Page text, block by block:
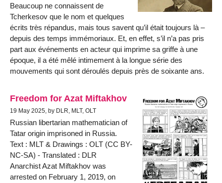
Beaucoup ne connaissent de
Tcherkesov que le nom et quelques
écrits très répandus, mais tous savent qu’il était toujours là –
depuis des temps immémoriaux. Et, en effet, s’il n’a pas pris
part aux événements en acteur qui imprime sa griffe à une
époque, il a été mêlé intimement à la longue série des
mouvements qui sont déroulés depuis près de soixante ans.
Freedom for Azat Miftakhov
19 May 2025, by DLR, MLT, OLT
Russian libertarian mathematician of
Tatar origin imprisoned in Russia.
Text : MLT & Drawings : OLT (CC BY-
NC-SA) - Translated : DLR
Anarchist Azat Miftakhov was
arrested on February 1, 2019, on